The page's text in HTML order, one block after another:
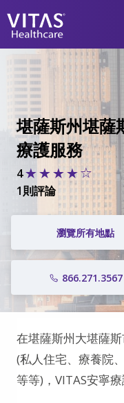
地點
安寧療
我們的
醫療服
家庭與
堪薩斯州堪薩
療護服務
4
1則評論
866.271.3567
瀏覽所有地點
在堪薩斯州大堪薩
(私人住宅、療養院
等等)，VITAS安寧